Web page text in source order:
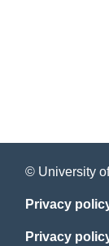
© University
Privacy
Privacy